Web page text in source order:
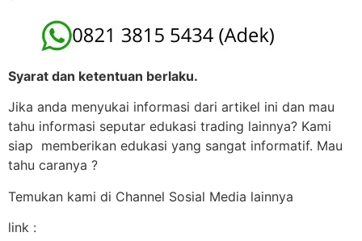
Syarat dan ketentuan berlaku.
Jika anda menyukai informasi dari artikel ini dan mau
tahu informasi seputar edukasi trading lainnya? Kami
siap memberikan edukasi yang sangat informatif. Mau
tahu caranya ?
Temukan kami di Channel Sosial Media lainnya
link :